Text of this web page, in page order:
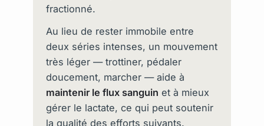
fractionné.
Au lieu de rester immobile entre
deux séries intenses, un mouvement
très léger — trottiner, pédaler
doucement, marcher — aide à
maintenir le flux sanguin et à mieux
gérer le lactate, ce qui peut soutenir
la qualité des efforts suivants.